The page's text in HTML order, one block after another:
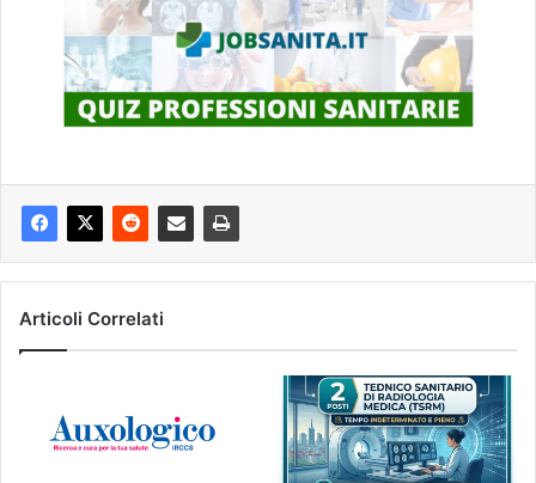
Articoli Correlati